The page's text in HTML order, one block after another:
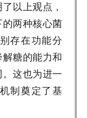
以上观点，
两种核心菌
存在功能分
糖的能力和
这也为进一
制奠定了基